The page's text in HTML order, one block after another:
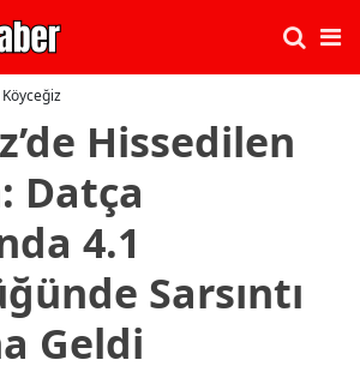
Köyceğiz
Hissedilen
Datça
4.1
Sarsıntı
Geldi